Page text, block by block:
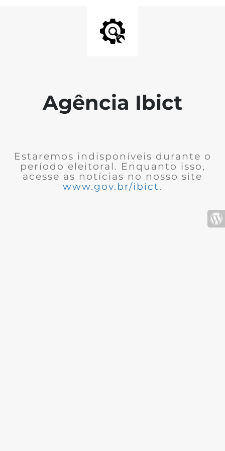
Agência Ibict
Estaremos indisponíveis durante o
período eleitoral. Enquanto isso,
acesse as notícias no nosso site
www.gov.br/ibict.